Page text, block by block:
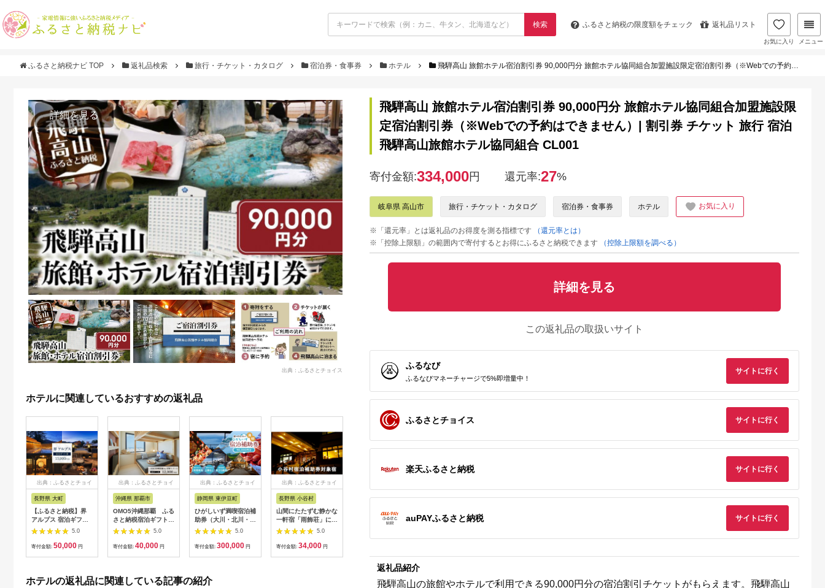
検索 ふるさと納税の限度額をチェック 返礼品リスト
お気に入り メニュー
ふるさと納税ナビ TOP 返礼品検索 旅行・チケット・カタログ 宿泊券・食事券 ホテル 飛騨高山 旅館ホテル宿泊割引券 90,000円分 旅館ホテル協同組合加盟施設限定宿泊割引券（※Webでの予約はできません）| 割引券 チケット 旅行 宿泊 飛騨高山旅館ホテル協同組合 CL001
詳細を見る
出典：ふるさとチョイス
ホテルに関連しているおすすめの返礼品
出典：ふるさとチョイ
長野県 大町
【ふるさと納税】界
アルプス 宿泊ギフト
券（15,000円分）
【星野リゾート】
5.0
寄付金額: 50,000 円
出典：ふるさとチョイ
沖縄県 那覇市
OMO5沖縄那覇 ふる
さと納税宿泊ギフト券
(12,000円)
5.0
寄付金額: 40,000 円
出典：ふるさとチョイ
静岡県 東伊豆町
ひがしいず満喫宿泊補
助券（大川・北川・熱
川・片瀬・白田・稲取
5.0
寄付金額: 300,000 円
出典：ふるさとチョイ
長野県 小谷村
山間にたたずむ静かな
一軒宿「雨飾荘」に泊
まる！小谷村宿泊券
5.0
寄付金額: 34,000 円
ス
大阪府 泉佐野市
ホテル日航関西空港
利用券（3,000円分）
ス
熊本県 熊本市
ルホテルズ】ご宿泊券
ス
千葉県 木更津市
キング 飲み放題 割引
ス
山梨県 北杜市
ム 八ヶ岳 観光
出典：ふるさとチョイ
ス
兵庫県 神戸市
券付「神戸ポートピア
5.0
出典：ふるさとチョ
千葉県 浦安市
イ ギフト券30,000
ホテルの返礼品に関連している記事の紹介
飛騨高山 旅館ホテル宿泊割引券 90,000円分 旅館ホテル協同組合加盟施設限
定宿泊割引券（※Webでの予約はできません）| 割引券 チケット 旅行 宿泊
飛騨高山旅館ホテル協同組合 CL001
寄付金額:334,000円 還元率:27%
岐阜県 高山市 旅行・チケット・カタログ 宿泊券・食事券 ホテル お気に入り
※「還元率」とは返礼品のお得度を測る指標です
（還元率とは）
※「控除上限額」の範囲内で寄付するとお得にふるさと納税できます
（控除上限額を調べる）
詳細を見る
この返礼品の取扱いサイト
ふるなび
ふるなびマネーチャージで5%即増量中！
サイトに行く
ふるさとチョイス サイトに行く
楽天ふるさと納税 サイトに行く
auPAYふるさと納税 サイトに行く
返礼品紹介
飛騨高山の旅館やホテルで利用できる90,000円分の宿泊割引チケットがもらえます。飛騨高山